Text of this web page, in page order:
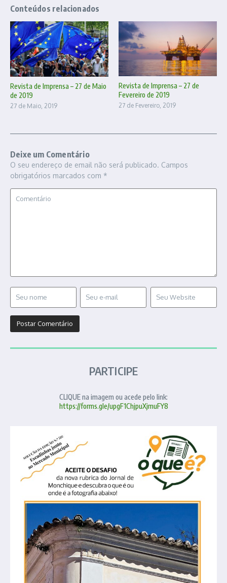
Conteúdos relacionados
Revista de Imprensa – 27 de Maio
de 2019
27 de Maio, 2019
Revista de Imprensa – 27 de
Fevereiro de 2019
27 de Fevereiro, 2019
Deixe um Comentário
O seu endereço de email não será publicado. Campos
obrigatórios marcados com *
PARTICIPE
CLIQUE na imagem ou acede pelo link:
https://forms.gle/upgF1ChjpuXjmuFY8